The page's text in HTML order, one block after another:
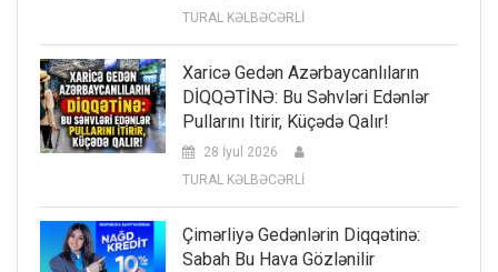
TURAL KƏLBƏCƏRLİ
Xaricə Gedən Azərbaycanlıların
DİQQƏTİNƏ: Bu Səhvləri Edənlər
Pullarını Itirir, Küçədə Qalır!
28 İyul 2026
TURAL KƏLBƏCƏRLİ
Çimərliyə Gedənlərin Diqqətinə:
Sabah Bu Hava Gözlənilir